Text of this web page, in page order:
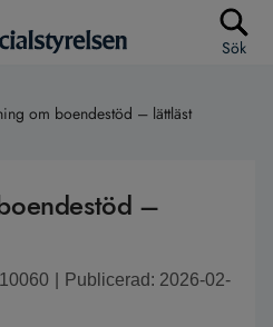
Sök
om boendestöd – lättläst
–
Publicerad: 2026-02-